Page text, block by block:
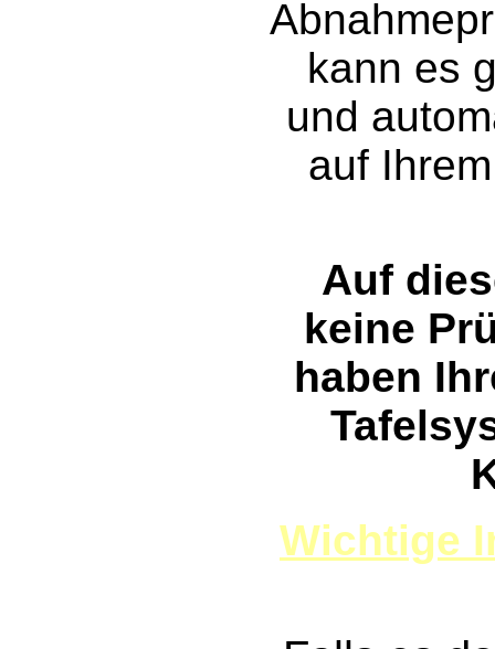
kann es
und
auf
Auf
keine
haben
Wichtige